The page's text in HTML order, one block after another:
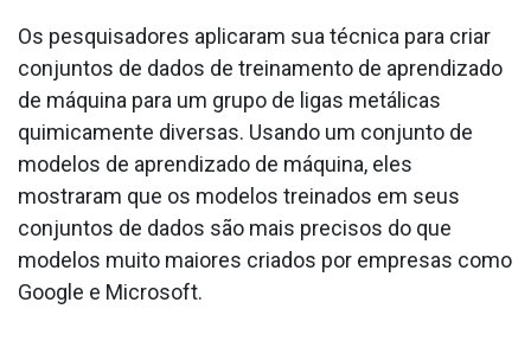
Os pesquisadores aplicaram sua técnica para criar
conjuntos de dados de treinamento de aprendizado
de máquina para um grupo de ligas metálicas
quimicamente diversas. Usando um conjunto de
modelos de aprendizado de máquina, eles
mostraram que os modelos treinados em seus
conjuntos de dados são mais precisos do que
modelos muito maiores criados por empresas como
Google e Microsoft.